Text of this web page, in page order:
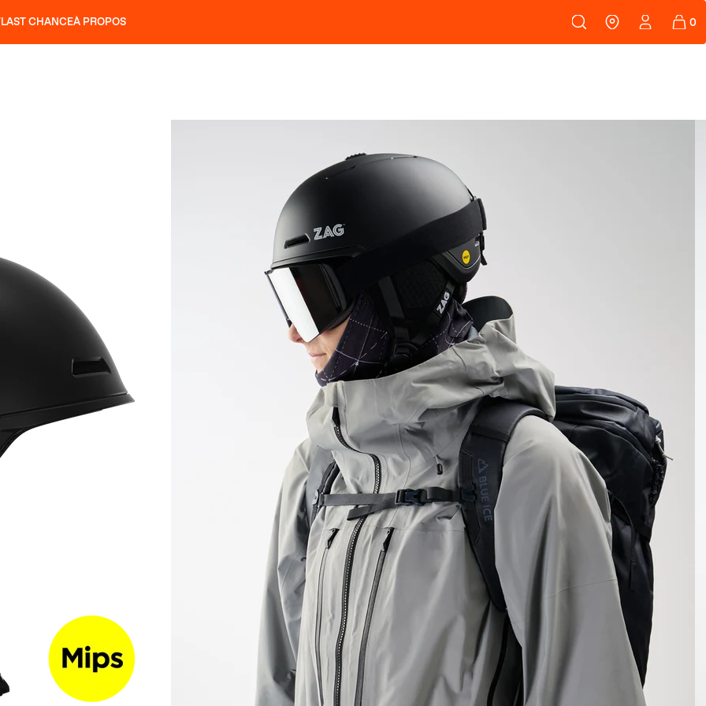
SLAP 112
SLAP 92 SLAP 92
UBAC 102 UBAC 108 PEAUX
LAST CHANCEÀ PROPOS
RECHERCHER
RECHERCHES POPULAIRES
Skis freeride Equipement